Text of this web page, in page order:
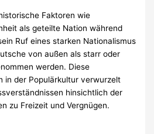
Faktoren wie
als geteilte Nation während
Ruf eines starken Nationalismus
von außen als starr oder
werden. Diese
in der Populärkultur verwurzelt
hinsichtlich der
zu Freizeit und Vergnügen.